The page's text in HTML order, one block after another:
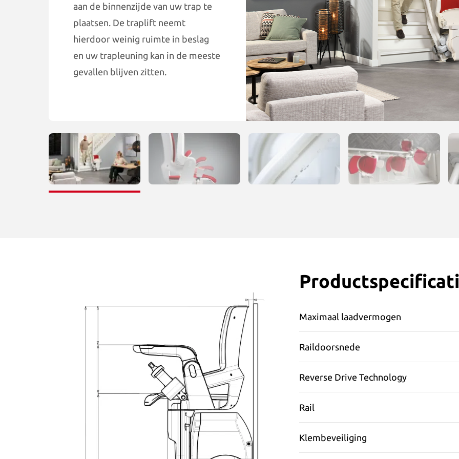
aan de binnenzijde van uw trap te
plaatsen. De traplift neemt
hierdoor weinig ruimte in beslag
en uw trapleuning kan in de meeste
gevallen blijven zitten.
Maximaal laadvermogen
Raildoorsnede
Reverse Drive Technology
Rail
Klembeveiliging